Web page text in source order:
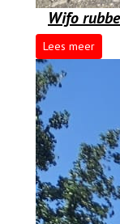
Wifo
Lees meer